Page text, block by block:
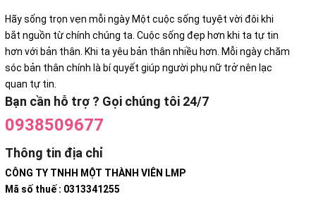
Hãy sống trọn vẹn mỗi ngày Một cuộc sống tuyệt vời đôi khi
bắt nguồn từ chính chúng ta. Cuộc sống đẹp hơn khi ta tự tin
hơn với bản thân. Khi ta yêu bản thân nhiều hơn. Mỗi ngày chăm
sóc bản thân chính là bí quyết giúp người phụ nữ trở nên lạc
quan tự tin.
Bạn cần hỗ trợ ? Gọi chúng tôi 24/7
0938509677
Thông tin địa chỉ
CÔNG TY TNHH MỘT THÀNH VIÊN LMP
Mã số thuế : 0313341255